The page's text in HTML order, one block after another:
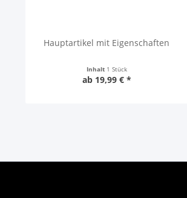
Hauptartikel mit Eigenschaften
Inhalt 1 Stück
ab 19,99 € *